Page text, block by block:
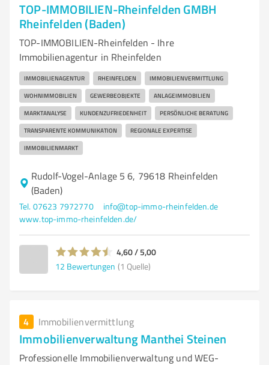
TOP-IMMOBILIEN-Rheinfelden GMBH
Rheinfelden (Baden)
TOP-IMMOBILIEN-Rheinfelden - Ihre
Immobilienagentur in Rheinfelden
IMMOBILIENAGENTUR RHEINFELDEN IMMOBILIENVERMITTLUNG
WOHNIMMOBILIEN GEWERBEOBJEKTE ANLAGEIMMOBILIEN
MARKTANALYSE KUNDENZUFRIEDENHEIT PERSÖNLICHE BERATUNG
TRANSPARENTE KOMMUNIKATION REGIONALE EXPERTISE
IMMOBILIENMARKT
Rudolf-Vogel-Anlage 5 6, 79618 Rheinfelden
(Baden)
Tel. 07623 7972770
info@top-immo-rheinfelden.de
www.top-immo-rheinfelden.de/
4,60 / 5,00
12 Bewertungen (1 Quelle)
4 Immobilienvermittlung
Immobilienverwaltung Manthei Steinen
Professionelle Immobilienverwaltung und WEG-